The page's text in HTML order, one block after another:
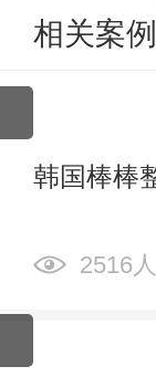
相关案例
韩国棒棒
2516